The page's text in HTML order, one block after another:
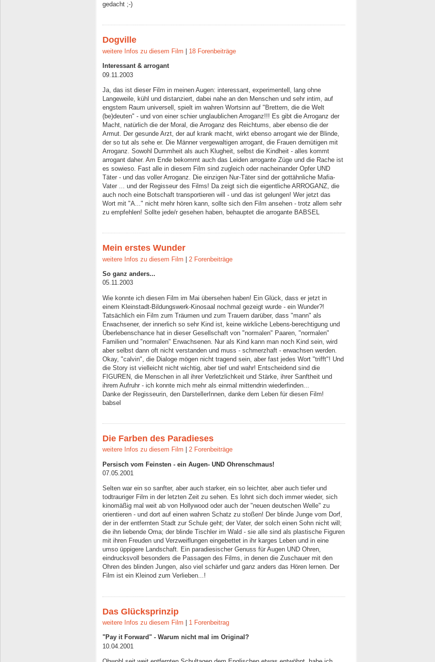
gedacht ;-)
Dogville
weitere Infos zu diesem Film 18 Forenbeiträge
Interessant & arrogant
09.11.2003
Ja, das ist dieser Film in meinen Augen: interessant, experimentell, lang ohne
Langeweile, kühl und distanziert, dabei nahe an den Menschen und sehr intim, auf
engstem Raum universell, spielt im wahren Wortsinn auf "Brettern, die die Welt
(be)deuten" - und von einer schier unglaublichen Arroganz!!! Es gibt die Arroganz der
Macht, natürlich die der Moral, die Arroganz des Reichtums, aber ebenso die der
Armut. Der gesunde Arzt, der auf krank macht, wirkt ebenso arrogant wie der Blinde,
der so tut als sehe er. Die Männer vergewaltigen arrogant, die Frauen demütigen mit
Arroganz. Sowohl Dummheit als auch Klugheit, selbst die Kindheit - alles kommt
arrogant daher. Am Ende bekommt auch das Leiden arrogante Züge und die Rache ist
es sowieso. Fast alle in diesem Film sind zugleich oder nacheinander Opfer UND
Täter - und das voller Arroganz. Die einzigen Nur-Täter sind der gottähnliche Mafia-
Vater ... und der Regisseur des Films! Da zeigt sich die eigentliche ARROGANZ, die
auch noch eine Botschaft transportieren will - und das ist gelungen! Wer jetzt das
Wort mit "A..." nicht mehr hören kann, sollte sich den Film ansehen - trotz allem sehr
zu empfehlen! Sollte jede/r gesehen haben, behauptet die arrogante BABSEL
Mein erstes Wunder
weitere Infos zu diesem Film | 2 Forenbeiträge
So ganz anders...
05.11.2003
Wie konnte ich diesen Film im Mai übersehen haben! Ein Glück, dass er jetzt in
einem Kleinstadt-Bildungswerk-Kinosaal nochmal gezeigt wurde - ein Wunder?!
Tatsächlich ein Film zum Träumen und zum Trauern darüber, dass "mann" als
Erwachsener, der innerlich so sehr Kind ist, keine wirkliche Lebens-berechtigung und
Überlebenschance hat in dieser Gesellschaft von "normalen" Paaren, "normalen"
Familien und "normalen" Erwachsenen. Nur als Kind kann man noch Kind sein, wird
aber selbst dann oft nicht verstanden und muss - schmerzhaft - erwachsen werden.
Okay, "calvin", die Dialoge mögen nicht tragend sein, aber fast jedes Wort "trifft"! Und
die Story ist vielleicht nicht wichtig, aber tief und wahr! Entscheidend sind die
FIGUREN, die Menschen in all ihrer Verletzlichkeit und Stärke, ihrer Sanftheit und
ihrem Aufruhr - ich konnte mich mehr als einmal mittendrin wiederfinden...
Danke der Regisseurin, den DarstellerInnen, danke dem Leben für diesen Film!
babsel
Die Farben des Paradieses
weitere Infos zu diesem Film 2 Forenbeiträge
Persisch vom Feinsten - ein Augen- UND Ohrenschmaus!
07.05.2001
Selten war ein so sanfter, aber auch starker, ein so leichter, aber auch tiefer und
todtrauriger Film in der letzten Zeit zu sehen. Es lohnt sich doch immer wieder, sich
kinomäßig mal weit ab von Hollywood oder auch der "neuen deutschen Welle" zu
orientieren - und dort auf einen wahren Schatz zu stoßen! Der blinde Junge vom Dorf,
der in der entfernten Stadt zur Schule geht; der Vater, der solch einen Sohn nicht will;
die ihn liebende Oma; der blinde Tischler im Wald - sie alle sind als plastische Figuren
mit ihren Freuden und Verzweiflungen eingebettet in ihr karges Leben und in eine
umso üppigere Landschaft. Ein paradiesischer Genuss für Augen UND Ohren,
eindrucksvoll besonders die Passagen des Films, in denen die Zuschauer mit den
Ohren des blinden Jungen, also viel schärfer und ganz anders das Hören lernen. Der
Film ist ein Kleinod zum Verlieben...!
Das Glücksprinzip
weitere Infos zu diesem Film 1 Forenbeitrag
"Pay it Forward" - Warum nicht mal im Original?
10.04.2001